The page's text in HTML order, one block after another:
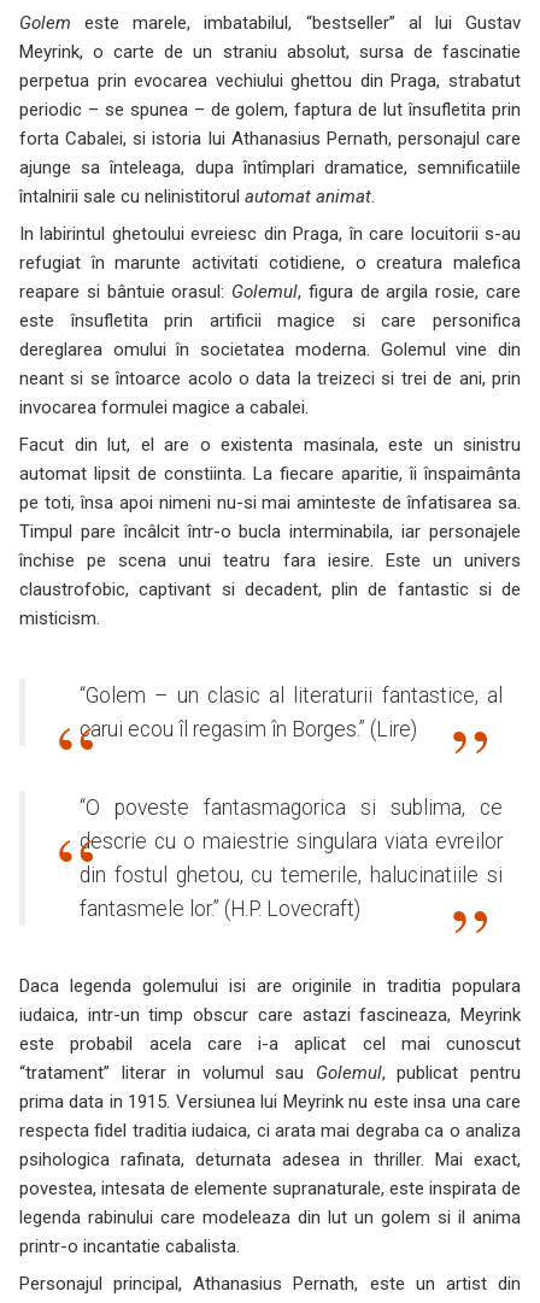
Golem este marele, imbatabilul, “bestseller” al lui Gustav
Meyrink, o carte de un straniu absolut, sursa de fascinatie
perpetua prin evocarea vechiului ghettou din Praga, strabatut
periodic – se spunea – de golem, faptura de lut însufletita prin
forta Cabalei, si istoria lui Athanasius Pernath, personajul care
ajunge sa înteleaga, dupa întîmplari dramatice, semnificatiile
întalnirii sale cu nelinistitorul automat animat.
In labirintul ghetoului evreiesc din Praga, în care locuitorii s-au
refugiat în marunte activitati cotidiene, o creatura malefica
reapare si bântuie orasul: Golemul, figura de argila rosie, care
este însufletita prin artificii magice si care personifica
dereglarea omului în societatea moderna. Golemul vine din
neant si se întoarce acolo o data la treizeci si trei de ani, prin
invocarea formulei magice a cabalei.
Facut din lut, el are o existenta masinala, este un sinistru
automat lipsit de constiinta. La fiecare aparitie, îi înspaimânta
pe toti, însa apoi nimeni nu-si mai aminteste de înfatisarea sa.
Timpul pare încâlcit într-o bucla interminabila, iar personajele
închise pe scena unui teatru fara iesire. Este un univers
claustrofobic, captivant si decadent, plin de fantastic si de
misticism.
“Golem – un clasic al literaturii fantastice, al
carui ecou îl regasim în Borges.” (Lire)
“O poveste fantasmagorica si sublima, ce
descrie cu o maiestrie singulara viata evreilor
din fostul ghetou, cu temerile, halucinatiile si
fantasmele lor.” (H.P. Lovecraft)
Daca legenda golemului isi are originile in traditia populara
iudaica, intr-un timp obscur care astazi fascineaza, Meyrink
este probabil acela care i-a aplicat cel mai cunoscut
“tratament” literar in volumul sau Golemul, publicat pentru
prima data in 1915. Versiunea lui Meyrink nu este insa una care
respecta fidel traditia iudaica, ci arata mai degraba ca o analiza
psihologica rafinata, deturnata adesea in thriller. Mai exact,
povestea, intesata de elemente supranaturale, este inspirata de
legenda rabinului care modeleaza din lut un golem si il anima
printr-o incantatie cabalista.
Personajul principal, Athanasius Pernath, este un artist din